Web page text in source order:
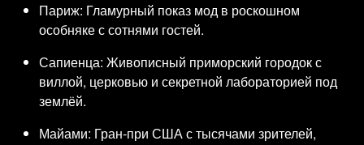
Париж: Гламурный показ мод в роскошном
особняке с сотнями гостей.
Сапиенца: Живописный приморский городок с
виллой, церковью и секретной лабораторией под
землёй.
Майами: Гран-при США с тысячами зрителей,